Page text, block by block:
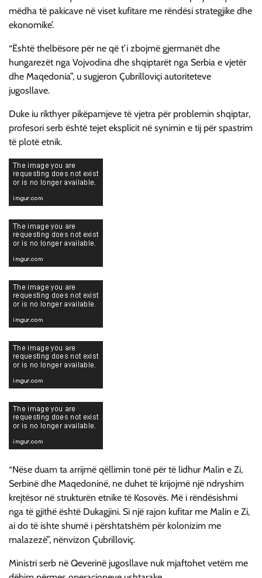
mëdha të pakicave në viset kufitare me rëndësi strategjike dhe
ekonomike’.
“Është thelbësore për ne që t’i zbojmë gjermanët dhe
hungarezët nga Vojvodina dhe shqiptarët nga Serbia e vjetër
dhe Maqedonia”, u sugjeron Çubrilloviçi autoriteteve
jugosllave.
Duke iu rikthyer pikëpamjeve të vjetra për problemin shqiptar,
profesori serb është tejet eksplicit në synimin e tij për spastrim
të plotë etnik.
“Nëse duam ta arrijmë qëllimin tonë për të lidhur Malin e Zi,
Serbinë dhe Maqedoninë, ne duhet të krijojmë një ndryshim
krejtësor në strukturën etnike të Kosovës. Më i rëndësishmi
nga të gjithë është Dukagjini. Si një rajon kufitar me Malin e Zi,
ai do të ishte shumë i përshtatshëm për kolonizim me
malazezë”, nënvizon Çubrilloviç.
Ministri serb në Qeverinë jugosllave nuk mjaftohet vetëm me